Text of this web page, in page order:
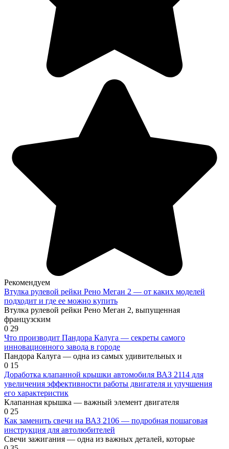
Рекомендуем
Втулка рулевой рейки Рено Меган 2 — от каких моделей
подходит и где ее можно купить
Втулка рулевой рейки Рено Меган 2, выпущенная
французским
0 29
Что производит Пандора Калуга — секреты самого
инновационного завода в городе
Пандора Калуга — одна из самых удивительных и
0 15
Доработка клапанной крышки автомобиля ВАЗ 2114 для
увеличения эффективности работы двигателя и улучшения
его характеристик
Клапанная крышка — важный элемент двигателя
0 25
Как заменить свечи на ВАЗ 2106 — подробная пошаговая
инструкция для автолюбителей
Свечи зажигания — одна из важных деталей, которые